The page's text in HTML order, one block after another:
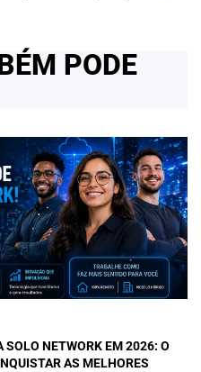
PODE
SOLO NETWORK EM 2026: O
AS MELHORES